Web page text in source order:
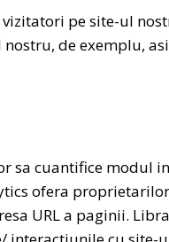
pe site-ul
de exemplu,
sa cuantifice modul
ofera
URL a paginii.